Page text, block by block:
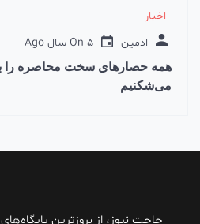
اخبار
ادمین
On 5 سال Ago
همه حصارهای سخت محاصره را
می‌شکنیم
حاجت نیوز، از بروزترین